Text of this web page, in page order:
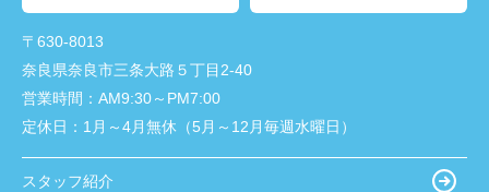
〒630-8013
奈良県奈良市三条大路５丁目2-40
営業時間： AM9:30～PM7:00
定休日： 1月～4月無休（5月～12月毎週水曜日）
スタッフ紹介